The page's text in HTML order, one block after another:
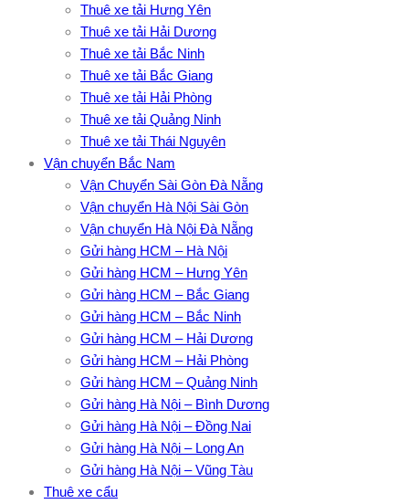
Thuê xe tải Hưng Yên
Thuê xe tải Hải Dương
Thuê xe tải Bắc Ninh
Thuê xe tải Bắc Giang
Thuê xe tải Hải Phòng
Thuê xe tải Quảng Ninh
Thuê xe tải Thái Nguyên
Vận chuyển Bắc Nam
Vận Chuyển Sài Gòn Đà Nẵng
Vận chuyển Hà Nội Sài Gòn
Vận chuyển Hà Nội Đà Nẵng
Gửi hàng HCM – Hà Nội
Gửi hàng HCM – Hưng Yên
Gửi hàng HCM – Bắc Giang
Gửi hàng HCM – Bắc Ninh
Gửi hàng HCM – Hải Dương
Gửi hàng HCM – Hải Phòng
Gửi hàng HCM – Quảng Ninh
Gửi hàng Hà Nội – Bình Dương
Gửi hàng Hà Nội – Đồng Nai
Gửi hàng Hà Nội – Long An
Gửi hàng Hà Nội – Vũng Tàu
Thuê xe cẩu